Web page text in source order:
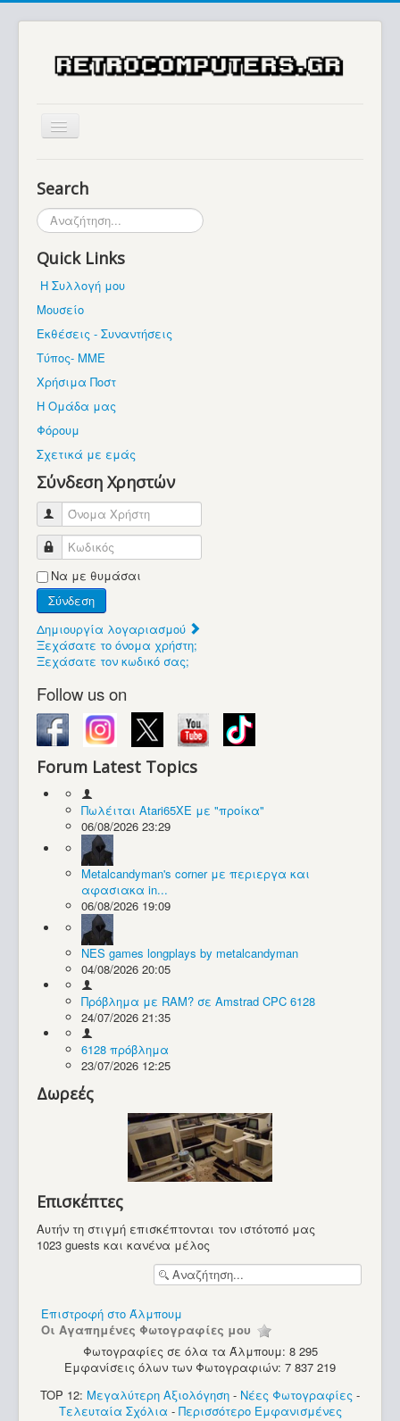
Μουσείο
Βρίσκεστε εδώ:
Συλλογές / Projects
Search
Αναζήτηση...
Quick Links
Η Συλλογή μου
Μουσείο
Εκθέσεις - Συναντήσεις
Τύπος- ΜΜΕ
Χρήσιμα Ποστ
Η Ομάδα μας
Φόρουμ
Σχετικά με εμάς
Σύνδεση Χρηστών
Όνομα Χρήστη
Κωδικός
Να με θυμάσαι
Σύνδεση
Δημιουργία λογαριασμού
Ξεχάσατε το όνομα χρήστη;
Ξεχάσατε τον κωδικό σας;
Follow us on
Forum Latest Topics
Πωλέιται Atari65XE με "προίκα"
06/08/2026 23:29
Metalcandyman's corner με περιεργα και
αφασιακα in...
06/08/2026 19:09
NES games longplays by metalcandyman
04/08/2026 20:05
Πρόβλημα με RAM? σε Amstrad CPC 6128
24/07/2026 21:35
6128 πρόβλημα
23/07/2026 12:25
Δωρεές
Επισκέπτες
Αυτήν τη στιγμή επισκέπτονται τον ιστότοπό μας
1023 guests και κανένα μέλος
Επιστροφή στο Άλμπουμ
Οι Αγαπημένες Φωτογραφίες μου
Φωτογραφίες σε όλα τα Άλμπουμ: 8 295
Εμφανίσεις όλων των Φωτογραφιών: 7 837 219
TOP 12: Μεγαλύτερη Αξιολόγηση - Νέες Φωτογραφίες -
Τελευταία Σχόλια - Περισσότερο Εμφανισμένες